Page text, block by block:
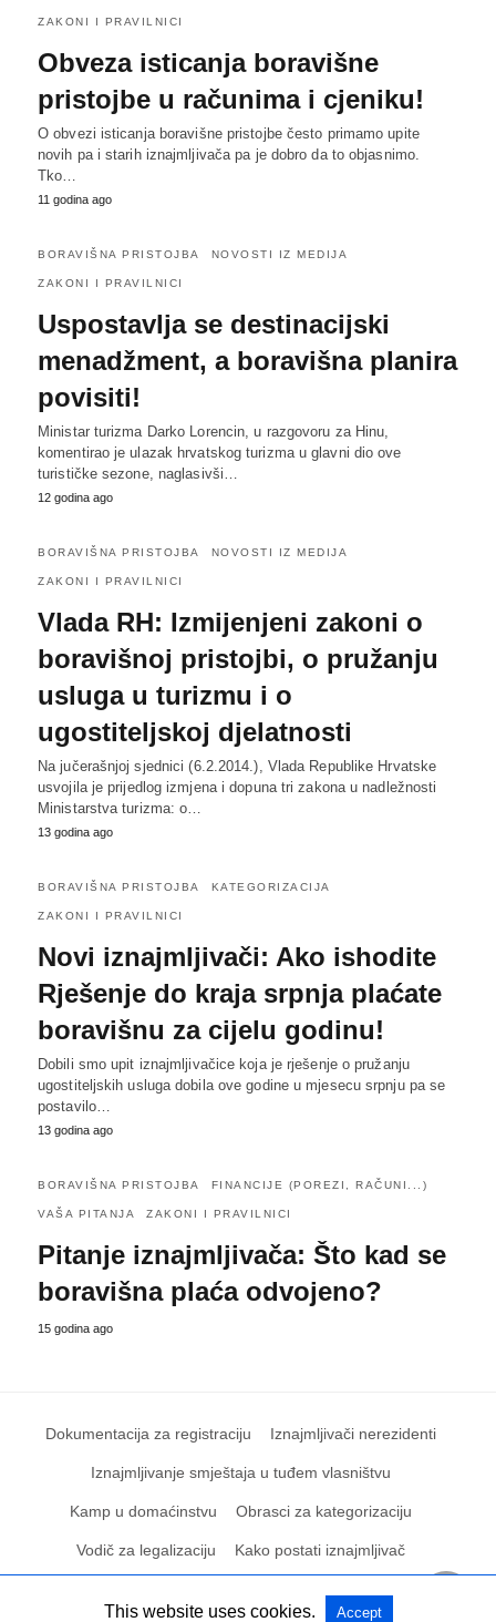
ZAKONI I PRAVILNICI
Obveza isticanja boravišne
pristojbe u računima i cjeniku!
O obvezi isticanja boravišne pristojbe često primamo upite
novih pa i starih iznajmljivača pa je dobro da to objasnimo.
Tko…
11 godina ago
BORAVIŠNA PRISTOJBA NOVOSTI IZ MEDIJA
ZAKONI I PRAVILNICI
Uspostavlja se destinacijski
menadžment, a boravišna planira
povisiti!
Ministar turizma Darko Lorencin, u razgovoru za Hinu,
komentirao je ulazak hrvatskog turizma u glavni dio ove
turističke sezone, naglasivši…
12 godina ago
BORAVIŠNA PRISTOJBA NOVOSTI IZ MEDIJA
ZAKONI I PRAVILNICI
Vlada RH: Izmijenjeni zakoni o
boravišnoj pristojbi, o pružanju
usluga u turizmu i o
ugostiteljskoj djelatnosti
Na jučerašnjoj sjednici (6.2.2014.), Vlada Republike Hrvatske
usvojila je prijedlog izmjena i dopuna tri zakona u nadležnosti
Ministarstva turizma: o…
13 godina ago
BORAVIŠNA PRISTOJBA KATEGORIZACIJA
ZAKONI I PRAVILNICI
Novi iznajmljivači: Ako ishodite
Rješenje do kraja srpnja plaćate
boravišnu za cijelu godinu!
Dobili smo upit iznajmljivačice koja je rješenje o pružanju
ugostiteljskih usluga dobila ove godine u mjesecu srpnju pa se
postavilo…
13 godina ago
BORAVIŠNA PRISTOJBA FINANCIJE (POREZI, RAČUNI...)
VAŠA PITANJA ZAKONI I PRAVILNICI
Pitanje iznajmljivača: Što kad se
boravišna plaća odvojeno?
15 godina ago
Dokumentacija za registraciju Iznajmljivači nerezidenti
Iznajmljivanje smještaja u tuđem vlasništvu
Kamp u domaćinstvu Obrasci za kategorizaciju
Vodič za legalizaciju Kako postati iznajmljivač
All Rights Reserved View Non-AMP Version
This website uses cookies. Accept